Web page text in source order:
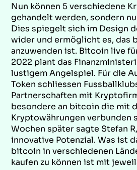
Nun können 5 verschiedene
gehandelt werden, sondern
Dies spiegelt sich im Design
wider und ermöglicht es, das
anzuwenden ist. Bitcoin live
2022 plant das
lustigem Angelspiel. Für die
Token schliessen
Partnerschaften mit
besondere an bitcoin die mit
Kryptowährungen verbunden
Wochen später sagte Stefan
innovative Potenzial. Was ist
bitcoin in verschiedenen
kaufen zu können ist mit